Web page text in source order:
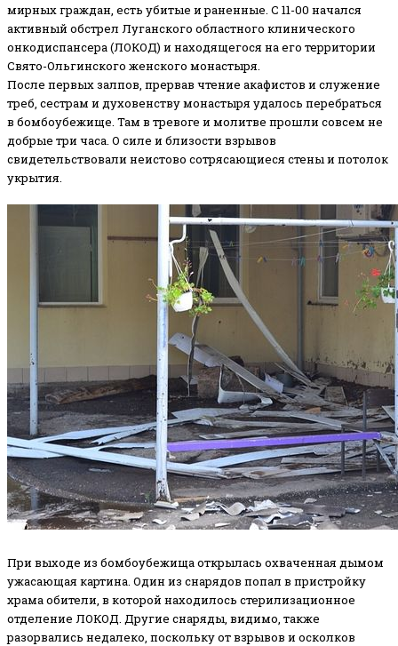
мирных граждан, есть убитые и раненные. С 11-00 начался
активный обстрел Луганского областного клинического
онкодиспансера (ЛОКОД) и находящегося на его территории
Свято-Ольгинского женского монастыря.
После первых залпов, прервав чтение акафистов и служение
треб, сестрам и духовенству монастыря удалось перебраться
в бомбоубежище. Там в тревоге и молитве прошли совсем не
добрые три часа. О силе и близости взрывов
свидетельствовали неистово сотрясающиеся стены и потолок
укрытия.
При выходе из бомбоубежища открылась охваченная дымом
ужасающая картина. Один из снарядов попал в пристройку
храма обители, в которой находилось стерилизационное
отделение ЛОКОД. Другие снаряды, видимо, также
разорвались недалеко, поскольку от взрывов и осколков